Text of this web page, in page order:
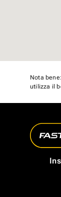
Nota
utilizza il